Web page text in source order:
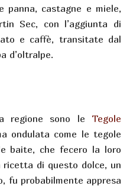
panna, castagne e miele,
Sec, con l’aggiunta di
e caffè, transitate dal
d’oltralpe.
regione sono le Tegole
ondulata come le tegole
baite, che fecero la loro
ricetta di questo dolce, un
fu probabilmente appresa